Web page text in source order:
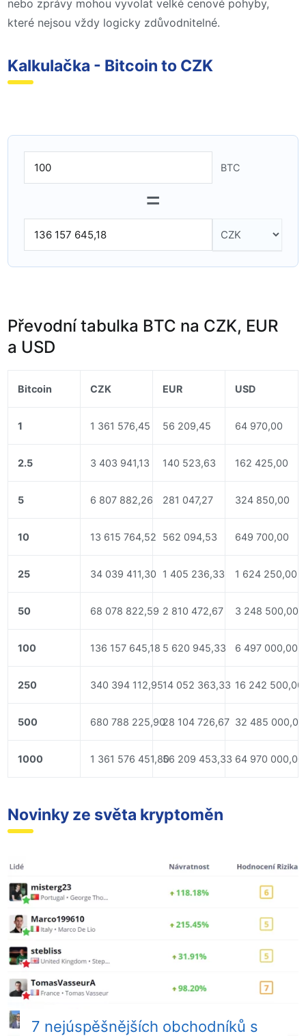
nebo zprávy mohou vyvolat velké cenové pohyby,
které nejsou vždy logicky zdůvodnitelné.
Kalkulačka - Bitcoin to CZK
BTC
=
Převodní tabulka BTC na CZK, EUR
a USD
Bitcoin CZK EUR USD
1 1 361 576,45 56 209,45 64 970,00
2.5 3 403 941,13 140 523,63 162 425,00
5 6 807 882,26 281 047,27 324 850,00
10 13 615 764,52 562 094,53 649 700,00
25 34 039 411,30 1 405 236,33 1 624 250,00
50 68 078 822,59 2 810 472,67 3 248 500,00
100 136 157 645,18 5 620 945,33 6 497 000,00
250 340 394 112,9514 052 363,33 16 242 500,00
500 680 788 225,9028 104 726,67 32 485 000,00
1000 1 361 576 451,8056 209 453,33 64 970 000,00
Novinky ze světa kryptoměn
7 nejúspěšnějších obchodníků s